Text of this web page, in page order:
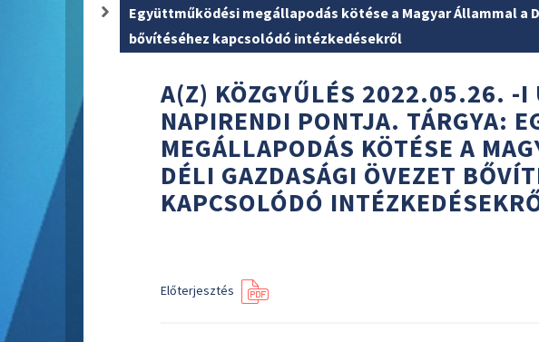
Együttműködési megállapodás kötése a Magyar Állammal a
bővítéséhez kapcsolódó intézkedésekről
A(Z) KÖZGYŰLÉS 2022.05.26. -I
NAPIRENDI PONTJA. TÁRGYA:
MEGÁLLAPODÁS KÖTÉSE A
DÉLI GAZDASÁGI ÖVEZET
KAPCSOLÓDÓ
Előterjesztés